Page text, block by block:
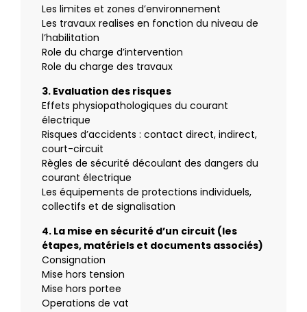
Les limites et zones d’environnement
Les travaux realises en fonction du niveau de
l’habilitation
Role du charge d’intervention
Role du charge des travaux
3. Evaluation des risques
Effets physiopathologiques du courant
électrique
Risques d’accidents : contact direct, indirect,
court-circuit
Règles de sécurité découlant des dangers du
courant électrique
Les équipements de protections individuels,
collectifs et de signalisation
4. La mise en sécurité d’un circuit (les
étapes, matériels et documents associés)
Consignation
Mise hors tension
Mise hors portee
Operations de vat